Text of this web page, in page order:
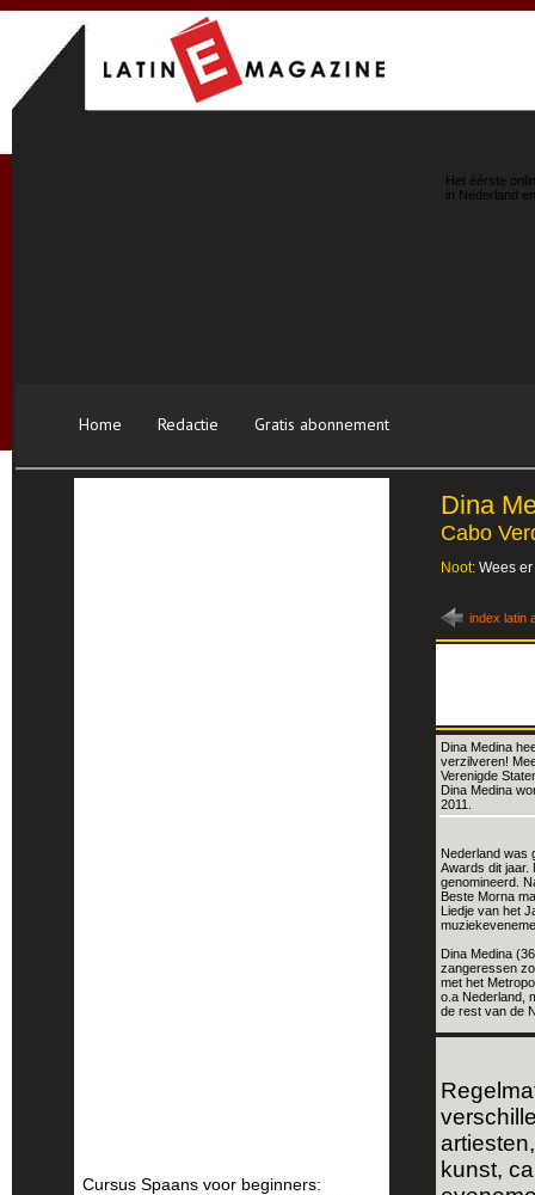
Het éérste
in Nederland
Home Redactie Gratis abonnement
Cursus Spaans voor beginners:
Dina
Cabo
Noot: Wees
index latin
Dina Medina
verzilveren!
Verenigde
Dina Medina
2011.
Nederland was
Awards dit jaar.
genomineerd.
Beste Morna
Liedje van het
Dina Medina
zangeressen
met het
o.a Nederland,
de rest van de
kunst,